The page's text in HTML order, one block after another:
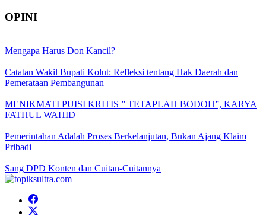
OPINI
Mengapa Harus Don Kancil?
Catatan Wakil Bupati Kolut: Refleksi tentang Hak Daerah dan
Pemerataan Pembangunan
MENIKMATI PUISI KRITIS ” TETAPLAH BODOH”, KARYA
FATHUL WAHID
Pemerintahan Adalah Proses Berkelanjutan, Bukan Ajang Klaim
Pribadi
Sang DPD Konten dan Cuitan-Cuitannya